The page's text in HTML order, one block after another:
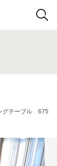
グテーブル 675